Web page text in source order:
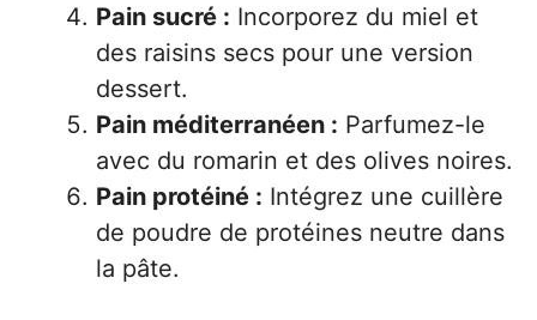
Pain sucré : Incorporez du miel et
des raisins secs pour une version
dessert.
Pain méditerranéen : Parfumez-le
avec du romarin et des olives noires.
Pain protéiné : Intégrez une cuillère
de poudre de protéines neutre dans
la pâte.